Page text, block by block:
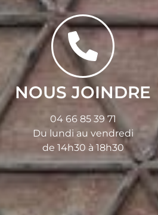
NOUS JOINDRE
04 66 85 39 71
Du lundi au vendredi
de 14h30 à 18h30